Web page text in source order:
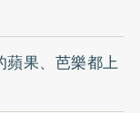
蘋果、芭樂都上